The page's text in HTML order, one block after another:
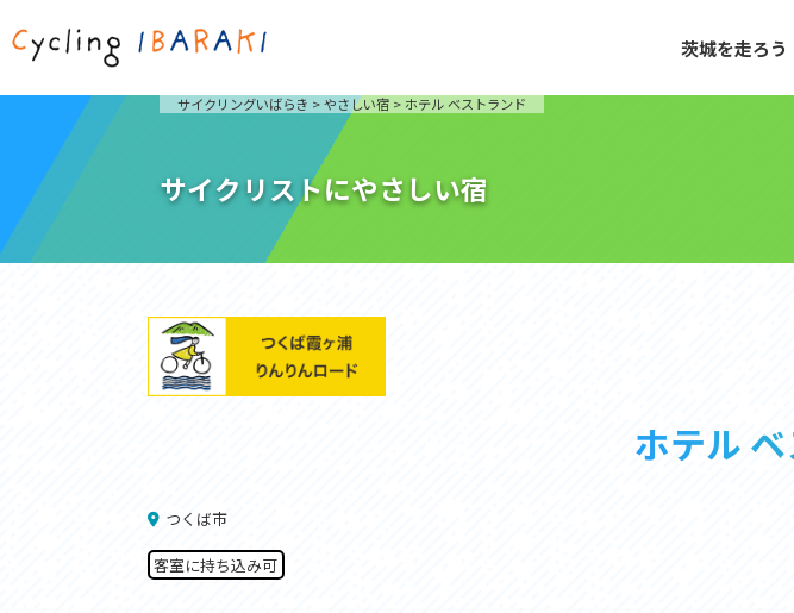
茨城を走ろう
自然が豊かで東京からも近い茨城県は、サイクリン
グに人気です。茨城県でのサイクリングの楽しみ方
サイクリングに茨城が人気の理由
3大サイクリングエリア
おすすめスタートポイント
おすすめグルメ
コース紹介
おすすめスタートポイント
袋田の滝、八溝山、竜神大吊橋など、里山の風景が
広がる。起伏や勾配を感じる走りごたえのあるルー
サイクリングいばらき >やさしい宿 > ホテル ベストランド
サイクリストにやさしい宿
ホテル
つくば市
客室に持ち込み可